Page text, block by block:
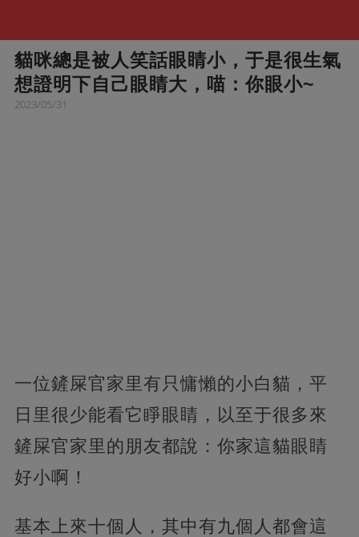
貓咪總是被人笑話眼睛小，于是很生氣
想證明下自己眼睛大，喵：你眼小~
2023/05/31
一位鏟屎官家里有只慵懶的小白貓，平
日里很少能看它睜眼睛，以至于很多來
鏟屎官家里的朋友都說：你家這貓眼睛
好小啊！
基本上來十個人，其中有九個人都會這